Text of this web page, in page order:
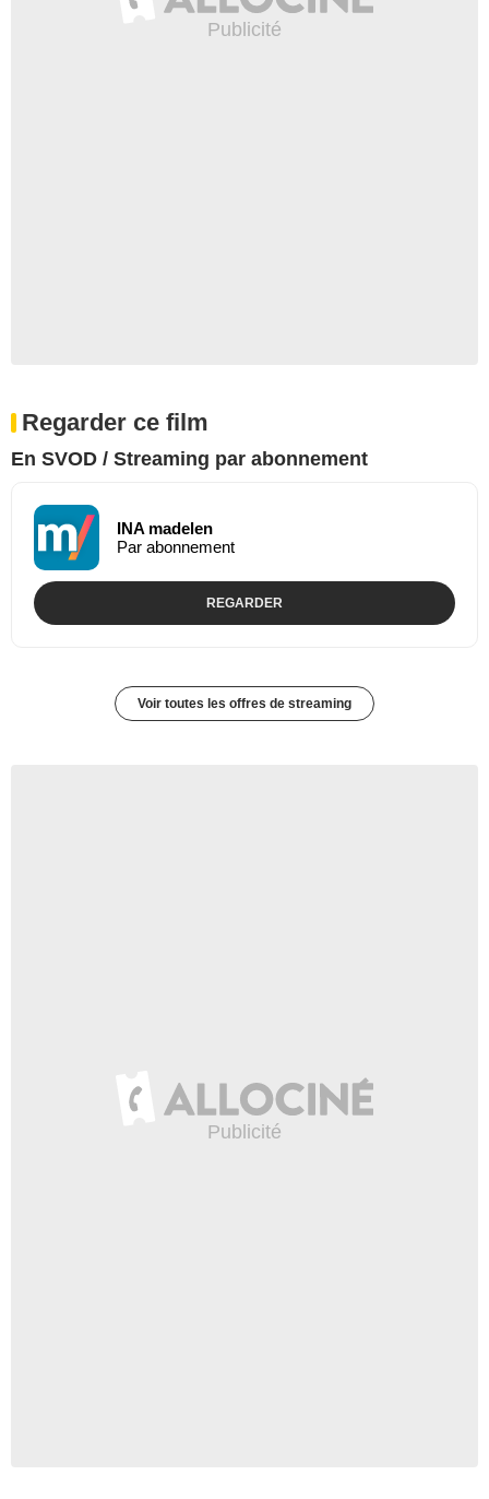
Regarder ce film
En SVOD / Streaming par abonnement
INA madelen
Par abonnement
REGARDER
Voir toutes les offres de streaming